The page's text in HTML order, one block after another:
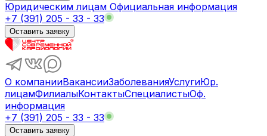
Юридическим лицам Официальная информация
+7 (391) 205 - 33 - 33
Оставить заявку
О компанииВакансииЗаболеванияУслугиЮр.
лицамФилиалыКонтактыСпециалистыОф.
информация
+7 (391) 205 - 33 - 33
Оставить заявку